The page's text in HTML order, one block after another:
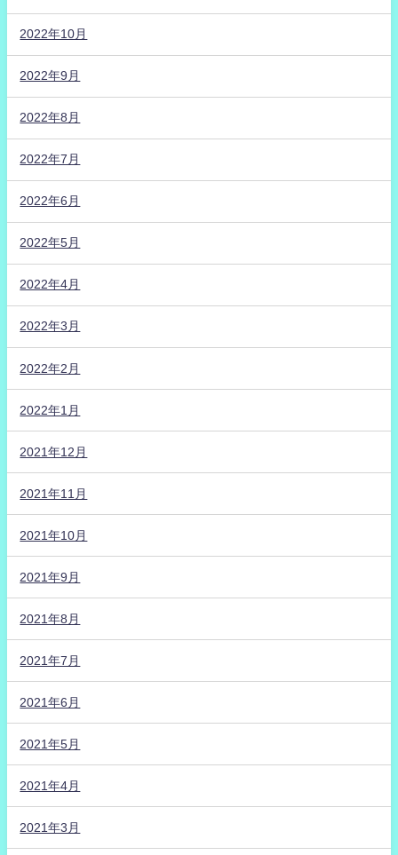
2022年10月
2022年9月
2022年8月
2022年7月
2022年6月
2022年5月
2022年4月
2022年3月
2022年2月
2022年1月
2021年12月
2021年11月
2021年10月
2021年9月
2021年8月
2021年7月
2021年6月
2021年5月
2021年4月
2021年3月